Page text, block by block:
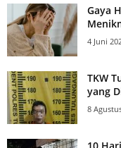
Gaya
4 Juni
TKW
yang
8